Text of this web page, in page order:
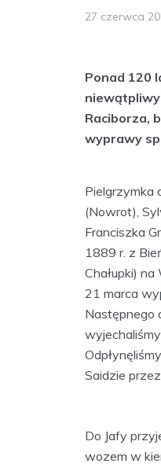
27 czerwca
Ponad 120
Raciborza,
wyprawy
Pielgrzymka
(Nowrot),
Franciszka
1889 r. z
Chałupki)
21 marca
Następnego
Saidzie
Do Jafy
wozem w